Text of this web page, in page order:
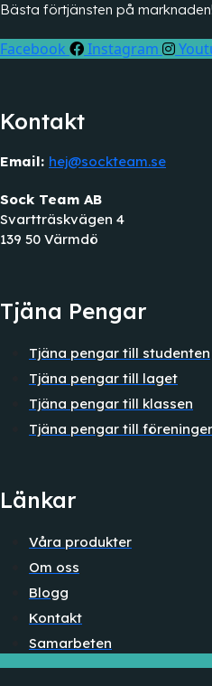
Bästa förtjänsten på
Facebook Instagram
Kontakt
Email: hej@sockteam.se
Sock Team AB
Svartträskvägen 4
139 50 Värmdö
Tjäna Pengar
Tjäna pengar till studenten
Tjäna pengar till laget
Tjäna pengar till klassen
Tjäna pengar till
Länkar
Våra produkter
Om oss
Blogg
Kontakt
Samarbeten